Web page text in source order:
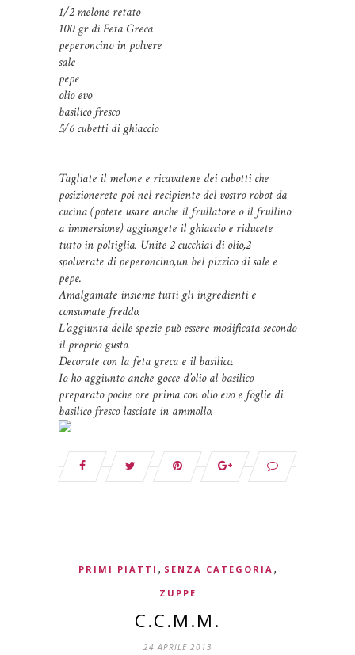
1/2 melone retato
100 gr di Feta Greca
peperoncino in polvere
sale
pepe
olio evo
basilico fresco
5/6 cubetti di ghiaccio
Tagliate il melone e ricavatene dei cubotti che
posizionerete poi nel recipiente del vostro robot da
cucina (potete usare anche il frullatore o il frullino
a immersione) aggiungete il ghiaccio e riducete
tutto in poltiglia. Unite 2 cucchiai di olio,2
spolverate di peperoncino,un bel pizzico di sale e
pepe.
Amalgamate insieme tutti gli ingredienti e
consumate freddo.
L’aggiunta delle spezie può essere modificata secondo
il proprio gusto.
Decorate con la feta greca e il basilico.
Io ho aggiunto anche gocce d’olio al basilico
preparato poche ore prima con olio evo e foglie di
basilico fresco lasciate in ammollo.
PRIMI PIATTI , SENZA CATEGORIA ,
ZUPPE
C.C.M.M.
24 APRILE 2013